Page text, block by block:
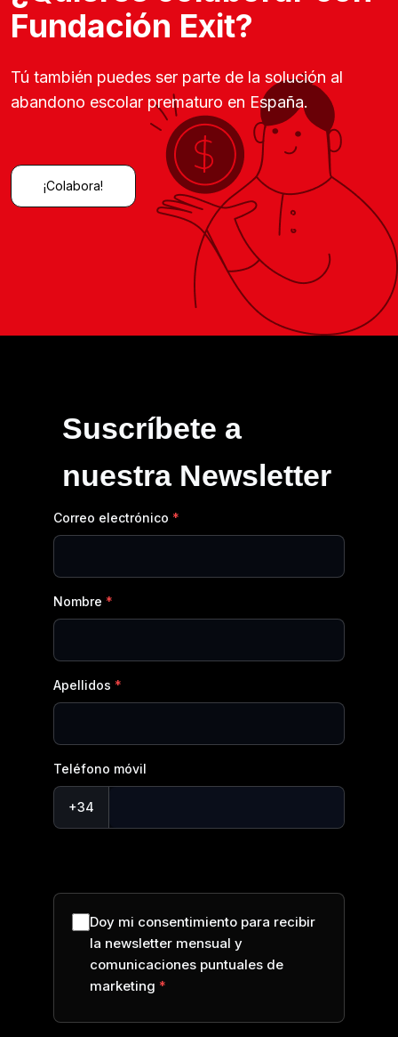
Fundación Exit?
Tú también puedes ser parte de la solución al
abandono escolar prematuro en España.
¡Colabora!
Suscríbete a
nuestra Newsletter
Correo electrónico
Nombre
Apellidos
Teléfono móvil
+34
Doy mi consentimiento para recibir
la newsletter mensual y
comunicaciones puntuales de
marketing